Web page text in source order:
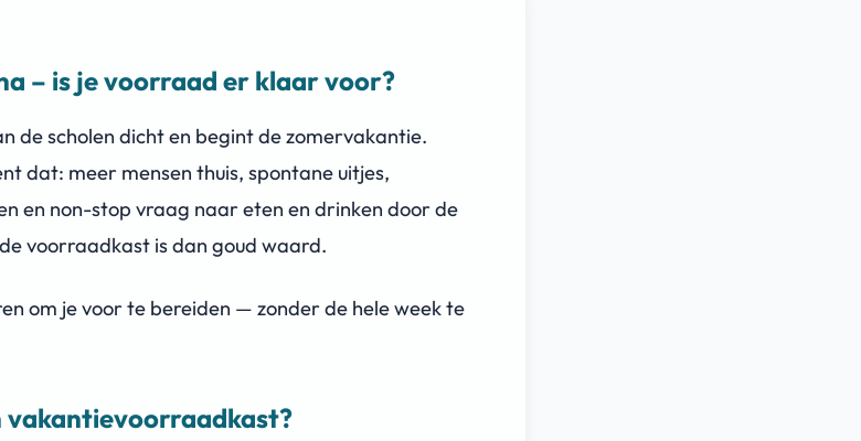
– is je voorraad er klaar voor?
de scholen dicht en begint de zomervakantie.
dat: meer mensen thuis, spontane uitjes,
en non-stop vraag naar eten en drinken door de
voorraadkast is dan goud waard.
om je voor te bereiden — zonder de hele week te
vakantievoorraadkast?